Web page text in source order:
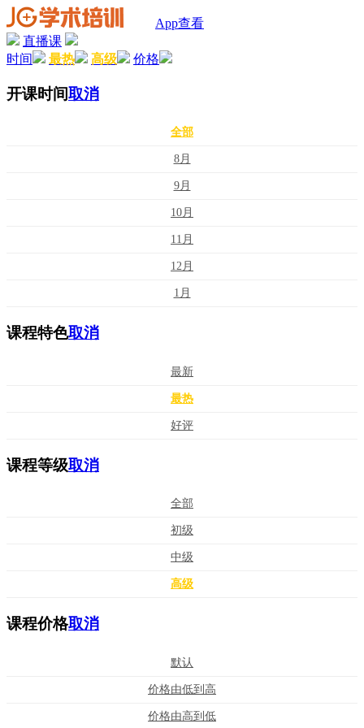
App查看
直播课
时间
最热 高级 价格
开课时间取消
全部
8月
9月
10月
11月
12月
1月
课程特色取消
最新
最热
好评
课程等级取消
全部
初级
中级
高级
课程价格取消
默认
价格由低到高
价格由高到低